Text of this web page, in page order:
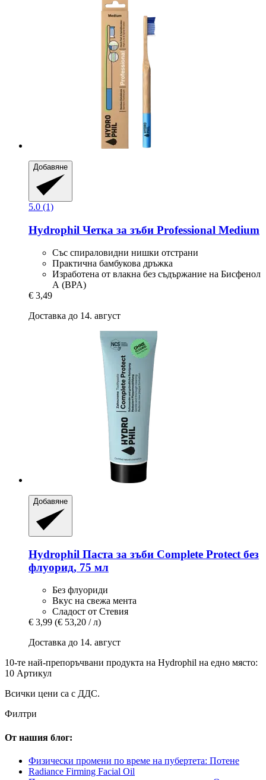
Добавяне
5.0 (1)
Hydrophil Четка за зъби Professional Medium
Със спираловидни нишки отстрани
Практична бамбукова дръжка
Изработена от влакна без съдържание на Бисфенол
А (BPA)
€ 3,49
Доставка до 14. август
Добавяне
Hydrophil Паста за зъби Complete Protect без
флуорид, 75 мл
Без флуориди
Вкус на свежа мента
Сладост от Стевия
€ 3,99 (€ 53,20 / л)
Доставка до 14. август
10-те най-препоръчвани продукта на Hydrophil на едно място:
10 Артикул
Всички цени са с ДДС.
Филтри
От нашия блог:
Физически промени по време на пубертета: Потене
Radiance Firming Facial Oil